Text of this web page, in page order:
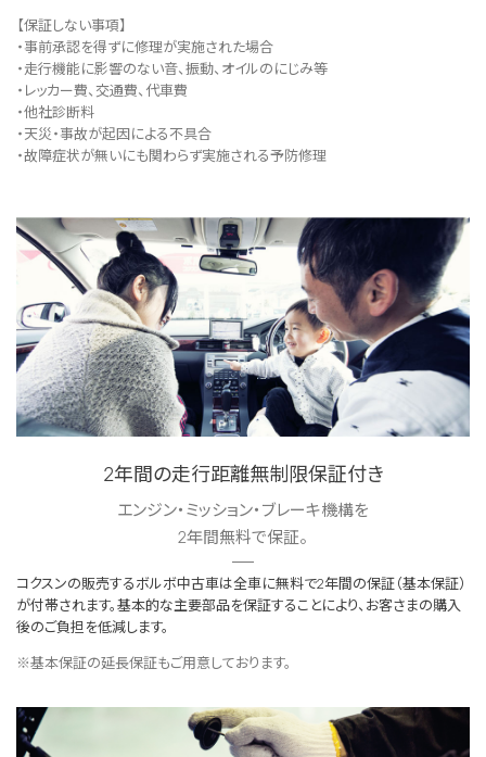
【保証しない事項】
・事前承認を得ずに修理が実施された場合
・走行機能に影響のない音、振動、オイルのにじみ等
・レッカー費、交通費、代車費
・他社診断料
・天災・事故が起因による不具合
・故障症状が無いにも関わらず実施される予防修理
2年間の走行距離無制限保証付き
エンジン・ミッション・ブレーキ機構を
2年間無料で保証。
コクスンの販売するボルボ中古車は全車に無料で2年間の保証（基本保証）
が付帯されます。基本的な主要部品を保証することにより、お客さまの購入
後のご負担を低減します。
※基本保証の延長保証もご用意しております。